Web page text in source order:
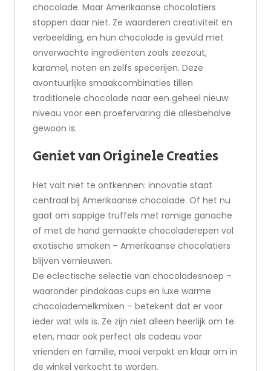
chocolade. Maar Amerikaanse chocolatiers
stoppen daar niet. Ze waarderen creativiteit en
verbeelding, en hun chocolade is gevuld met
onverwachte ingrediënten zoals zeezout,
karamel, noten en zelfs specerijen. Deze
avontuurlijke smaakcombinaties tillen
traditionele chocolade naar een geheel nieuw
niveau voor een proefervaring die allesbehalve
gewoon is.
Geniet van Originele Creaties
Het valt niet te ontkennen: innovatie staat
centraal bij Amerikaanse chocolade. Of het nu
gaat om sappige truffels met romige ganache
of met de hand gemaakte chocoladerepen vol
exotische smaken – Amerikaanse chocolatiers
blijven vernieuwen.
De eclectische selectie van chocoladesnoep –
waaronder pindakaas cups en luxe warme
chocolademelkmixen – betekent dat er voor
ieder wat wils is. Ze zijn niet alleen heerlijk om te
eten, maar ook perfect als cadeau voor
vrienden en familie, mooi verpakt en klaar om in
de winkel verkocht te worden.